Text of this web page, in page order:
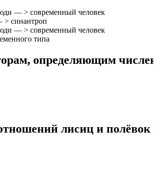
— > современный человек
> синантроп
— > современный человек
типа
определяющим
лисиц и полёвок